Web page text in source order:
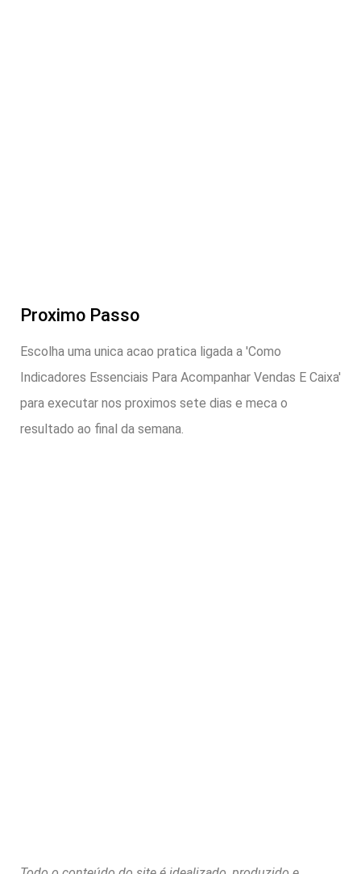
Proximo Passo
Escolha uma unica acao pratica ligada a 'Como
Indicadores Essenciais Para Acompanhar Vendas E Caixa'
para executar nos proximos sete dias e meca o
resultado ao final da semana.